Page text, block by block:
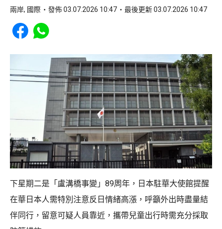
兩岸, 國際 發佈 03.07.2026 10:47 最後更新 03.07.2026 10:47
Share to Facebook
Share to WhatsApp
下星期二是「盧溝橋事變」89周年，日本駐華大使館提醒
在華日本人需特別注意反日情緒高漲，呼籲外出時盡量結
伴同行，留意可疑人員靠近，攜帶兒童出行時需充分採取